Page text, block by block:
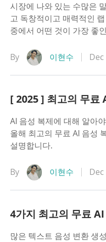
시장에 나와 있는 수많은
고 독창적이고 매력적인
중에서 어떤 것이 가장 좋
By 이현수 Dec
[ 2025 ] 최고의 무료
AI 음성 복제에 대해 알아
올해 최고의 무료 AI 음성
설명합니다.
By 이현수 Dec
4가지 최고의 무료
많은 텍스트 음성 변환 생